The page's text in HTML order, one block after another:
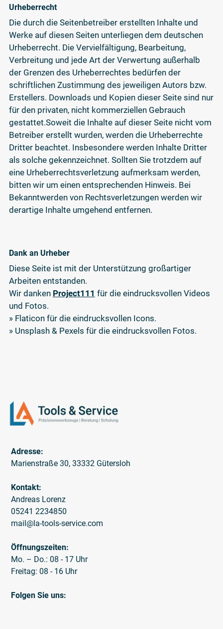
Urheberrecht
Die durch die Seitenbetreiber erstellten Inhalte und
Werke auf diesen Seiten unterliegen dem deutschen
Urheberrecht. Die Vervielfältigung, Bearbeitung,
Verbreitung und jede Art der Verwertung außerhalb
der Grenzen des Urheberrechtes bedürfen der
schriftlichen Zustimmung des jeweiligen Autors bzw.
Erstellers. Downloads und Kopien dieser Seite sind nur
für den privaten, nicht kommerziellen Gebrauch
gestattet.Soweit die Inhalte auf dieser Seite nicht vom
Betreiber erstellt wurden, werden die Urheberrechte
Dritter beachtet. Insbesondere werden Inhalte Dritter
als solche gekennzeichnet. Sollten Sie trotzdem auf
eine Urheberrechtsverletzung aufmerksam werden,
bitten wir um einen entsprechenden Hinweis. Bei
Bekanntwerden von Rechtsverletzungen werden wir
derartige Inhalte umgehend entfernen.
Dank an Urheber
Diese Seite ist mit der Unterstützung großartiger
Arbeiten entstanden.
Wir danken Project111 für die eindrucksvollen Videos
und Fotos.
» Flaticon für die eindrucksvollen Icons.
» Unsplash & Pexels für die eindrucksvollen Fotos.
Adresse:
Marienstraße 30, 33332 Gütersloh
Kontakt:
Andreas Lorenz
05241 2234850
mail@la-tools-service.com
Öffnungszeiten:
Mo. – Do.: 08 - 17 Uhr
Freitag: 08 - 16 Uhr
Folgen Sie uns: